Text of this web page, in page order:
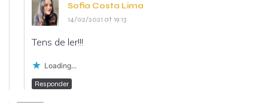
Sofia Costa Lima
14/02/2021 at 19:13
Tens de ler!!!
Loading...
Responder